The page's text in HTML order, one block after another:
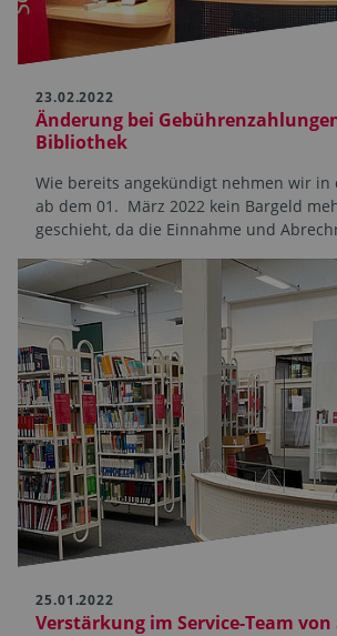
23.02.2022
Änderung bei
Bibliothek
Wie bereits angekündigt nehmen wir in
ab dem 01. März 2022 kein Bargeld
geschieht, da die Einnahme und
25.01.2022
Verstärkung im Service-Team von